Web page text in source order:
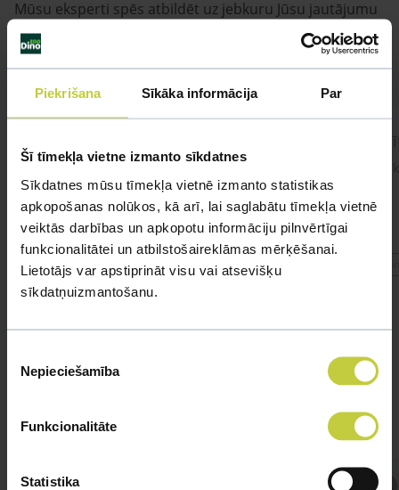
Piekrišana Sīkāka informācija Par
Šī tīmekļa vietne izmanto sīkdatnes
Sīkdatnes mūsu tīmekļa vietnē izmanto statistikas
apkopošanas nolūkos, kā arī, lai saglabātu tīmekļa vietnē
veiktās darbības un apkopotu informāciju pilnvērtīgai
funkcionalitātei un atbilstošaireklāmas mērķēšanai.
Lietotājs var apstiprināt visu vai atsevišķu
sīkdatņuizmantošanu.
izvēle
Nepieciešamība
Funkcionalitāte
Statistika
Mūsu eksperti spēs atbildēt uz jebkuru Jūsu jautājumu
#cinitajzivtina Sveiki! Pie mums viņa jau ir
gandrīz 2 gadus. Apetīte ir, ēd 1x dienā,
dažreiz 2x dienā.
#cinitajzivtina
Atbild Ihtiologs, Ihtiologs